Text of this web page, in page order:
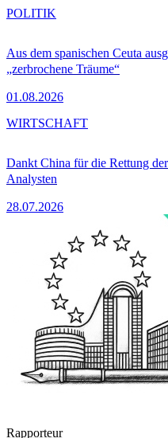
Aus dem spanischen Ceuta
„zerbrochene Träume“
01.08.2026
POLITIK
Dankt China für die Rettung
Analysten
28.07.2026
WIRTSCHAFT
Rapporteur